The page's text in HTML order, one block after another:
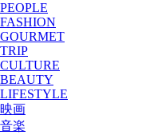
PEOPLE
FASHION
GOURMET
TRIP
CULTURE
BEAUTY
LIFESTYLE
映画
音楽